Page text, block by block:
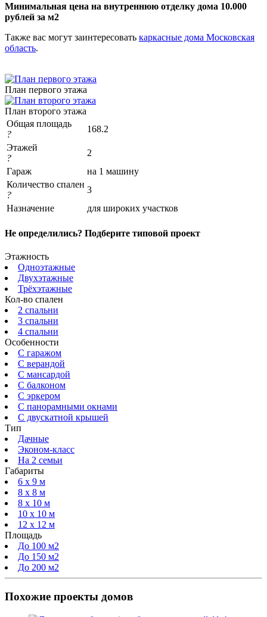
Минимальная цена на внутреннюю отделку дома 10.000
рублей за м2
Также вас могут заинтересовать каркасные дома Московская
область.
План первого этажа
План второго этажа
Общая площадь
?
168.2
Этажей
?
2
Гараж
на 1 машину
Количество спален
?
3
Назначение
для широких участков
Не определились? Подберите типовой проект
Этажность
Одноэтажные
Двухэтажные
Трёхэтажные
Кол-во спален
2 спальни
3 спальни
4 спальни
Особенности
С гаражом
С верандой
С мансардой
С балконом
C эркером
С панорамными окнами
С двускатной крышей
Тип
Дачные
Эконом-класс
На 2 семьи
Габариты
6 x 9 м
8 x 8 м
8 x 10 м
10 x 10 м
12 x 12 м
Площадь
До 100 м2
До 150 м2
До 200 м2
Похожие проекты домов